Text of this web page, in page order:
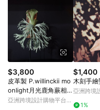
貨後 45 天後發送。 8. 群眾募
運費，攤位費等不具贈點資格
顏色、價位、贈品如與 Pinkoi
Pinkoi 購物商品資訊頁及購物
則請以點數紅包活動說明為準。
頁面後才首次下載 Pinkoi APP
上，首次下載 Pinkoi APP 後，
面，方享導購資格。
$3,800
皮革製 P.willinckii mo
onlight月光鹿角蕨相框
_送禮/收藏
亞洲跨境設計購物平台
$1,400
木刻手
亞洲跨境
1%